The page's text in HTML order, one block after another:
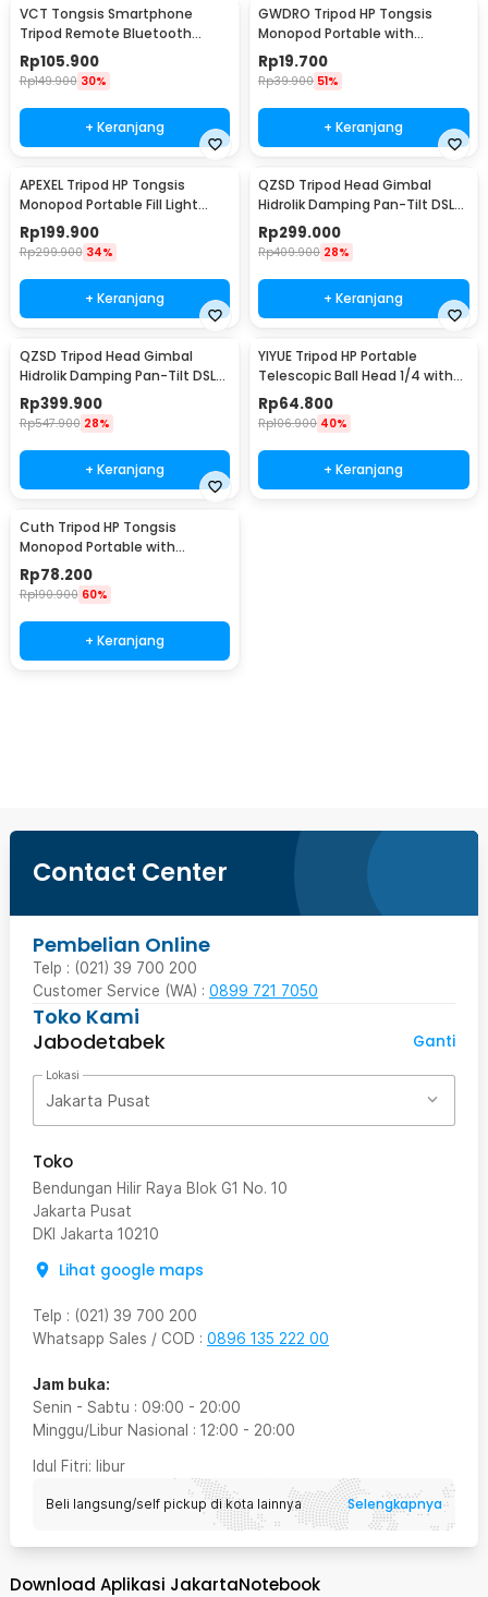
VCT Tongsis Smartphone
Tripod Remote Bluetooth
Selfie Stick 1.7M - K28
Rp105.900
Rp149.900 30%
+ Keranjang
GWDRO Tripod HP Tongsis
Monopod Portable with
Bluetooth Remote - R1
Rp19.700
Rp39.900 51%
+ Keranjang
APEXEL Tripod HP Tongsis
Monopod Portable Fill Light
Screw 1/4 Inch - APL-JJ077FL
Rp199.900
Rp299.900 34%
+ Keranjang
QZSD Tripod Head Gimbal
Hidrolik Damping Pan-Tilt DSLR
Aluminium Alloy - Q330
Rp299.000
Rp409.900 28%
+ Keranjang
QZSD Tripod Head Gimbal
Hidrolik Damping Pan-Tilt DSLR
Aluminium Alloy - Q90
Rp399.900
Rp547.900 28%
+ Keranjang
YIYUE Tripod HP Portable
Telescopic Ball Head 1/4 with
Phone Holder 2M - R10
Rp64.800
Rp106.900 40%
+ Keranjang
Cuth Tripod HP Tongsis
Monopod Portable with
Bluetooth Remote - P15mini
Rp78.200
Rp190.900 60%
+ Keranjang
Contact Center
Pembelian Online
Telp : (021) 39 700 200
Customer Service (WA) : 0899 721 7050
Toko Kami
Jabodetabek
Ganti
Lokasi
Jakarta Pusat
Toko
Bendungan Hilir Raya Blok G1 No. 10
Jakarta Pusat
DKI Jakarta 10210
Lihat google maps
Telp : (021) 39 700 200
Whatsapp Sales / COD : 0896 135 222 00
Jam buka:
Senin - Sabtu : 09:00 - 20:00
Minggu/Libur Nasional : 12:00 - 20:00
Idul Fitri: libur
Beli langsung/self pickup di kota lainnya Selengkapnya
Download Aplikasi JakartaNotebook